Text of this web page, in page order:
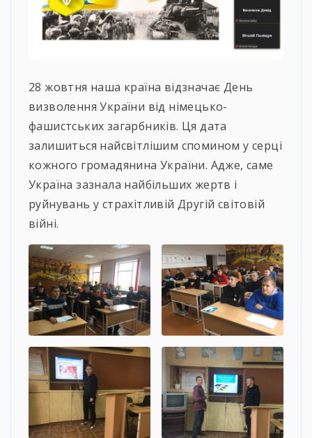
28 жовтня наша країна відзначає День
визволення України від німецько-
фашистських загарбників. Ця дата
залишиться найсвітлішим спомином у серці
кожного громадянина України. Адже, саме
Україна зазнала найбільших жертв і
руйнувань у страхітливій Другій світовій
війні.